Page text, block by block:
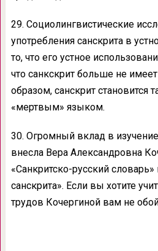
29. Социолингвистические
употребления санскрита в
то, что его устное
что санкскрит больше не
образом, санскрит становится
«мертвым» языком.
30. Огромный вклад в
внесла Вера Александровна
«Санкритско-русский
санскрита». Если вы хотите
трудов Кочергиной вам не